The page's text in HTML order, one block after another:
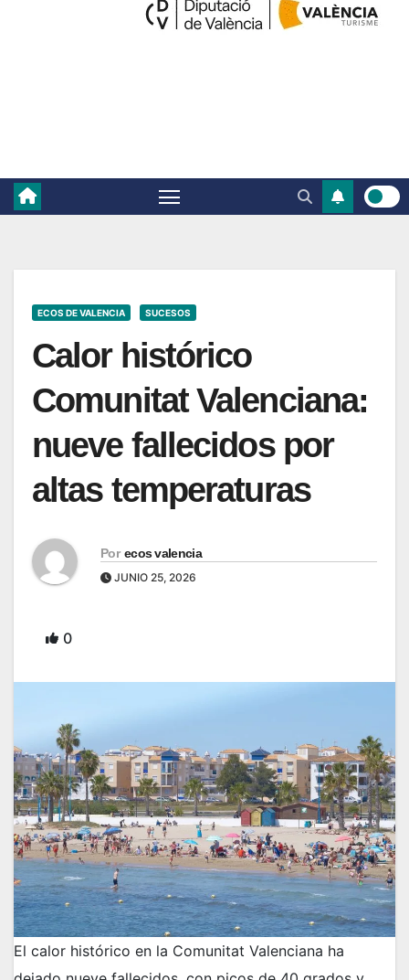
ECOS DE VALENCIA SUCESOS
Calor histórico
Comunitat Valenciana:
nueve fallecidos por
altas temperaturas
Por ecos valencia
JUNIO 25, 2026
0
El calor histórico en la Comunitat Valenciana ha